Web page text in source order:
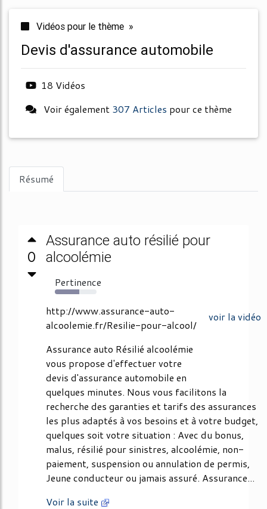
Vidéos pour le thème »
devis d'assurance automobile
18 Vidéos
Voir également 307 Articles pour ce thème
Résumé
0
Assurance auto résilié pour
alcoolémie
Pertinence
59%
voir la vidéo
http://www.assurance-auto-
alcoolemie.fr/Resilie-pour-alcool/
Assurance auto Résilié alcoolémie
vous propose d'effectuer votre
devis d'assurance automobile en
quelques minutes. Nous vous facilitons la
recherche des garanties et tarifs des assurances
les plus adaptés à vos besoins et à votre budget,
quelques soit votre situation : Avec du bonus,
malus, résilié pour sinistres, alcoolémie, non-
paiement, suspension ou annulation de permis,
Jeune conducteur ou jamais assuré. Assurance...
Voir la suite